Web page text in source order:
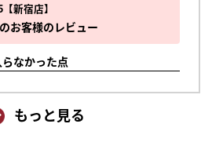
新宿店
のお客様のレビュー
なかった点
もっと見る